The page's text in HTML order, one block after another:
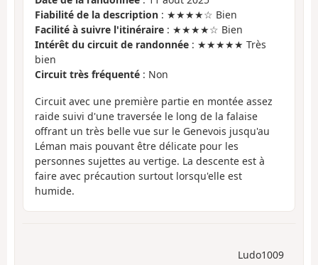
Fiabilité de la description : ★★★★☆ Bien
Facilité à suivre l'itinéraire : ★★★★☆ Bien
Intérêt du circuit de randonnée : ★★★★★ Très
bien
Circuit très fréquenté : Non
Circuit avec une première partie en montée assez
raide suivi d'une traversée le long de la falaise
offrant un très belle vue sur le Genevois jusqu'au
Léman mais pouvant être délicate pour les
personnes sujettes au vertige. La descente est à
faire avec précaution surtout lorsqu'elle est
humide.
Ludo1009